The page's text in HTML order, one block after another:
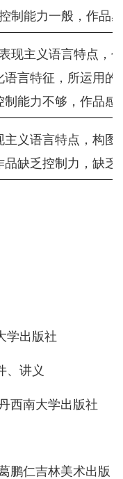
制能力一般，作品
现主义语言特点，
语言特征，所运用的
制能力不够，作品感
主义语言特点，构图
品缺乏控制力，缺乏
学出版社
、讲义
西南大学出版社
鹏仁吉林美术出版